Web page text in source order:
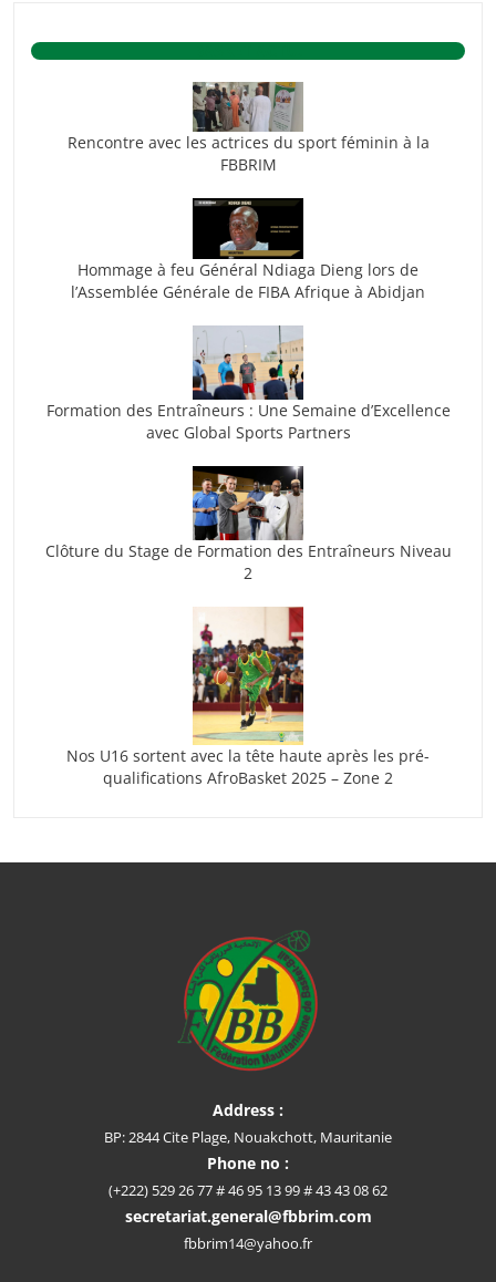
Rencontre avec les actrices du sport féminin à la
FBBRIM
Hommage à feu Général Ndiaga Dieng lors de
l’Assemblée Générale de FIBA Afrique à Abidjan
Formation des Entraîneurs : Une Semaine d’Excellence
avec Global Sports Partners
Clôture du Stage de Formation des Entraîneurs Niveau
2
Nos U16 sortent avec la tête haute après les pré-
qualifications AfroBasket 2025 – Zone 2
Address :
BP: 2844 Cite Plage, Nouakchott, Mauritanie
Phone no :
(+222) 529 26 77 # 46 95 13 99 # 43 43 08 62
secretariat.general@fbbrim.com
fbbrim14@yahoo.fr